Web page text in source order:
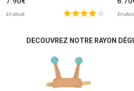
En stock En
DECOUVREZ NOTRE RAYON